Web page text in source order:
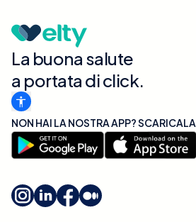
La buona salute
a portata di click.
NON HAI LA NOSTRA APP? SCARICALA